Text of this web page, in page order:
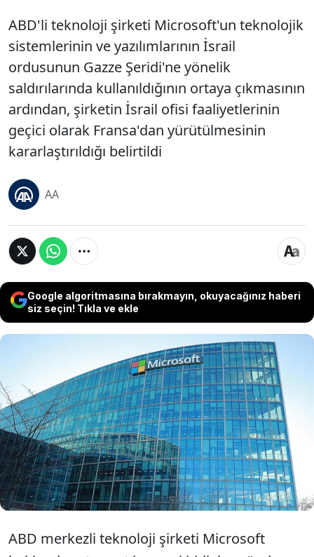
ABD'li teknoloji şirketi Microsoft'un teknolojik
sistemlerinin ve yazılımlarının İsrail
ordusunun Gazze Şeridi'ne yönelik
saldırılarında kullanıldığının ortaya çıkmasının
ardından, şirketin İsrail ofisi faaliyetlerinin
geçici olarak Fransa'dan yürütülmesinin
kararlaştırıldığı belirtildi
AA
Google algoritmasına bırakmayın, okuyacağınız haberi
siz seçin! Tıkla ve ekle
ABD'li teknoloji şirketi Microsoft'un teknolojik
sistemlerinin ve yazılımlarının İsrail ordusunun
Gazze Şeridi'ne yönelik saldırılarında
kullanıldığının ortaya çıkmasının ardından,
şirketin İsrail ofisi faaliyetlerinin geçici olarak
Fransa'dan yürütülmesinin kararlaştırıldığı
belirtildi
ABD merkezli teknoloji şirketi Microsoft